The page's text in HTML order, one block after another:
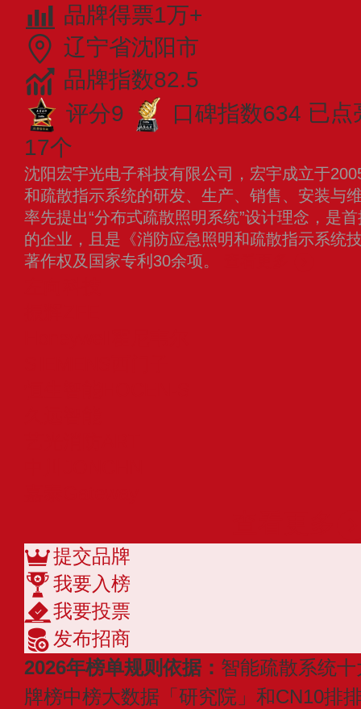
品牌得票1万+
辽宁省沈阳市
品牌指数82.5
评分9
口碑指数634 已点
17个
沈阳宏宇光电子科技有限公司，宏宇成立于
和疏散指示系统的研发、生产、销售、安装与
率先提出“分布式疏散照明系统”设计理念，是
的企业，且是《消防应急照明和疏散指示系统
著作权及国家专利30余项。
提交品牌
我要入榜
我要投票
发布招商
2026年榜单规则依据： 智能疏散系统
牌榜中榜大数据「研究院」和CN10排